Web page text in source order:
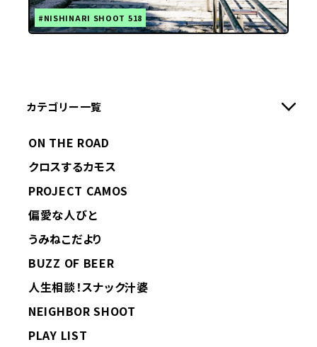
#NISHINARI SHOOT 518
カテゴリー一覧
ON THE ROAD
クロスするカモス
PROJECT CAMOS
偏愛な人びと
うみねこだより
BUZZ OF BEER
人生相談！スナック汁婆
NEIGHBOR SHOOT
PLAY LIST